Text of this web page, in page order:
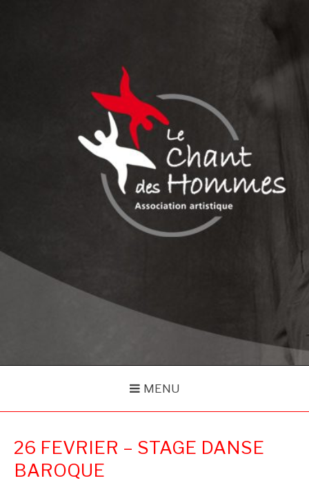
LE CHANT DES
HOMMES
Association culturelle reconnue d'intérêt général
MENU
26 FEVRIER – STAGE DANSE
BAROQUE